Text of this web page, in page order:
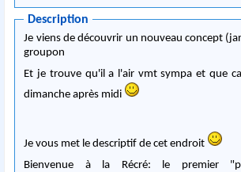
Description
Je viens de découvrir un nouveau concept
groupon
Et je trouve qu'il a l'air vmt sympa et que
dimanche après midi
Je vous met le descriptif de cet endroit
Bienvenue à la Récré: le premier